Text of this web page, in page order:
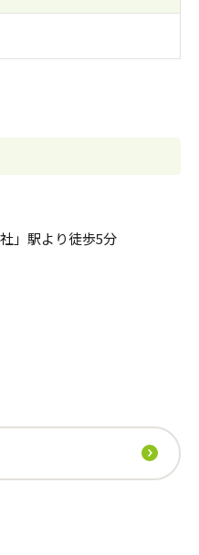
」駅より徒歩5分